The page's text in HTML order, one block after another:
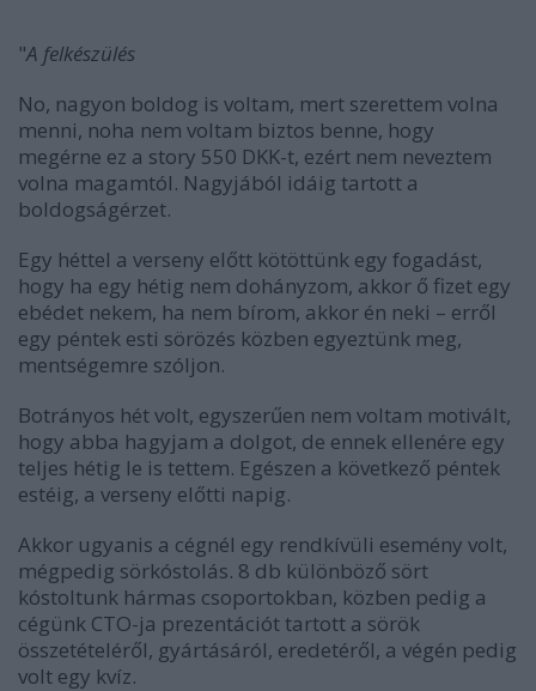
"A felkészülés
No, nagyon boldog is voltam, mert szerettem volna
menni, noha nem voltam biztos benne, hogy
megérne ez a story 550 DKK-t, ezért nem neveztem
volna magamtól. Nagyjából idáig tartott a
boldogságérzet.
Egy héttel a verseny előtt kötöttünk egy fogadást,
hogy ha egy hétig nem dohányzom, akkor ő fizet egy
ebédet nekem, ha nem bírom, akkor én neki – erről
egy péntek esti sörözés közben egyeztünk meg,
mentségemre szóljon.
Botrányos hét volt, egyszerűen nem voltam motivált,
hogy abba hagyjam a dolgot, de ennek ellenére egy
teljes hétig le is tettem. Egészen a következő péntek
estéig, a verseny előtti napig.
Akkor ugyanis a cégnél egy rendkívüli esemény volt,
mégpedig sörkóstolás. 8 db különböző sört
kóstoltunk hármas csoportokban, közben pedig a
cégünk CTO-ja prezentációt tartott a sörök
összetételéről, gyártásáról, eredetéről, a végén pedig
volt egy kvíz.